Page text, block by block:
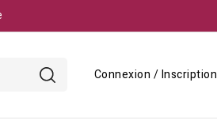
Connexion / Inscription